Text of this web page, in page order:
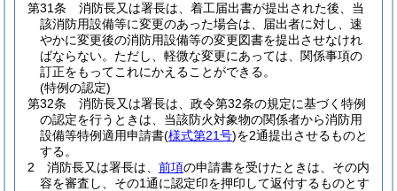
第31条
消防長又は署長は、着工届出書が提出された後、当
該消防用設備等に変更のあった場合は、届出者に対し、速
やかに変更後の消防用設備等の変更図書を提出させなけれ
ばならない。 ただし、軽微な変更にあっては、関係事項の
訂正をもってこれにかえることができる。
(特例の認定)
第32条
消防長又は署長は、政令第32条の規定に基づく特例
の認定を行うときは、当該防火対象物の関係者から消防用
設備等特例適用申請書(様式第21号)を2通提出させるものと
する。
2
消防長又は署長は、 前項の申請書を受けたときは、その内
容を審査し、その1通に認定印を押印して返付するものとす